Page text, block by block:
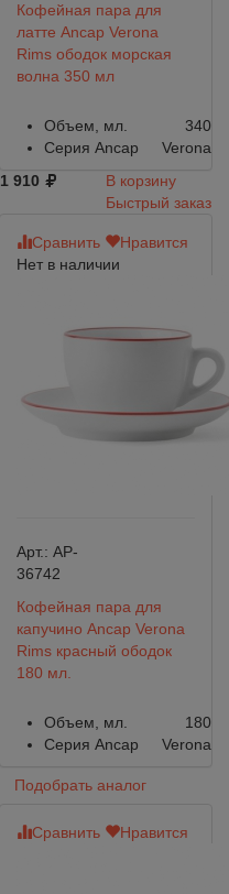
Кофейная пара для
латте Ancap Verona
Rims ободок морская
волна 350 мл
Объем, мл.
340
Серия Ancap
Verona
1 910
В корзину
Быстрый заказ
Сравнить
Нравится
Нет в наличии
Арт.: AP-
36742
Кофейная пара для
капучино Ancap Verona
Rims красный ободок
180 мл.
Объем, мл.
180
Серия Ancap
Verona
Подобрать аналог
Сравнить Нравится